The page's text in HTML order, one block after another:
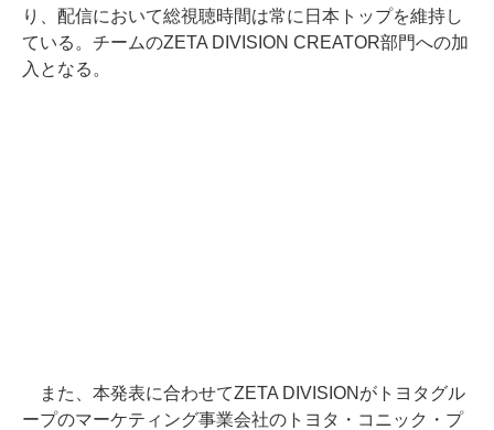
り、配信において総視聴時間は常に日本トップを維持し
ている。チームのZETA DIVISION CREATOR部門への加
入となる。
また、本発表に合わせてZETA DIVISIONがトヨタグル
ープのマーケティング事業会社のトヨタ・コニック・プ